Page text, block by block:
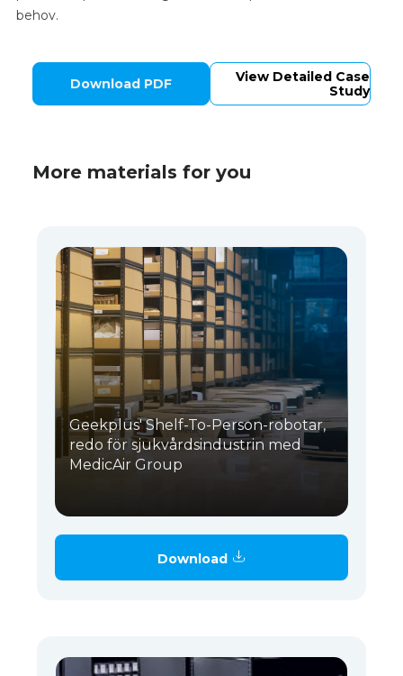
behov.
Download PDF
View Detailed Case
Study
More materials for you
Geekplus' Shelf-To-Person-robotar,
redo för sjukvårdsindustrin med
MedicAir Group
Download